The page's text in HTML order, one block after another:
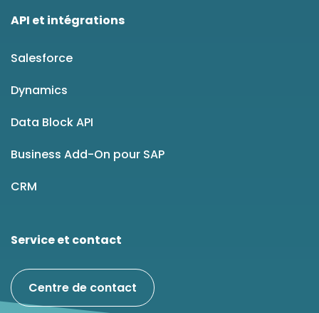
API et intégrations
Salesforce
Dynamics
Data Block API
Business Add-On pour SAP
CRM
Service et contact
Centre de contact